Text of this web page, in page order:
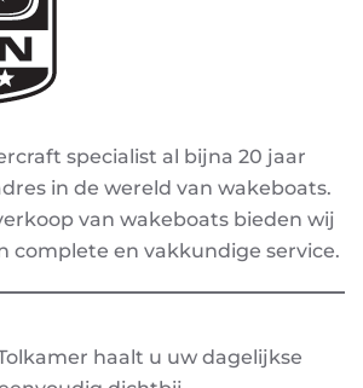
specialist al bijna 20 jaar
in de wereld van wakeboats.
van wakeboats bieden wij
complete en vakkundige service.
haalt u uw dagelijkse